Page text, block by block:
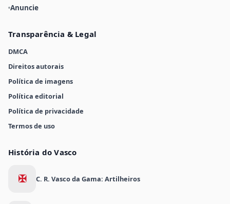
Anuncie
Transparência & Legal
DMCA
Direitos autorais
Política de imagens
Política editorial
Política de privacidade
Termos de uso
História do Vasco
✠ C. R. Vasco da Gama: Artilheiros